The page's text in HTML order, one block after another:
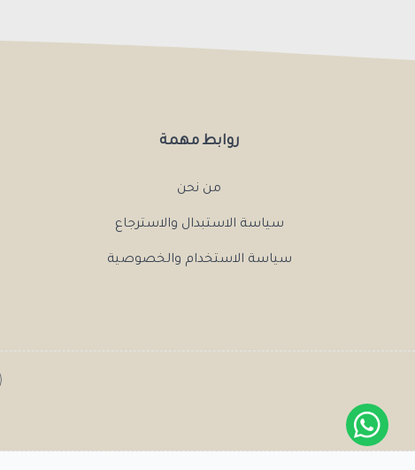
روابط مهمة
من نحن
سياسة الاستبدال والاسترجاع
سياسة الاستخدام والخصوصية